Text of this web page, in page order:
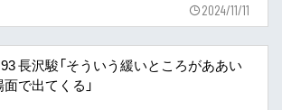
2024/11/11
長沢駿「そういう緩いところがああい
面で出てくる」